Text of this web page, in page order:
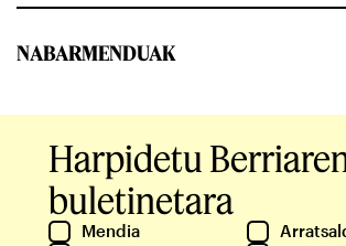
NABARMENDUAK
Harpidetu
buletinetara
Mendia